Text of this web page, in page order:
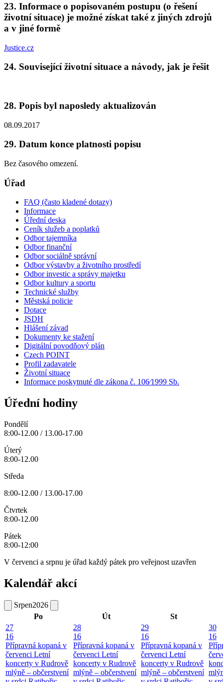
23. Informace o popisovaném postupu (o řešení
životní situace) je možné získat také z jiných zdrojů
a v jiné formě
Justice.cz
24. Související životní situace a návody, jak je řešit
28. Popis byl naposledy aktualizován
08.09.2017
29. Datum konce platnosti popisu
Bez časového omezení.
Úřad
FAQ (často kladené dotazy)
Informace
Úřední deska
Ceník služeb a poplatků
Odbor tajemníka
Odbor finanční
Odbor sociálně správní
Odbor výstavby a životního prostředí
Odbor investic a správy majetku
Odbor kultury a sportu
Technické služby
Městská policie
Dotace
JSDH
Hlášení závad
Dokumenty ke stažení
Digitální povodňový plán
Czech POINT
Profil zadavatele
Životní situace
Informace poskytnuté dle zákona č. 106⁄1999 Sb.
Úřední hodiny
Pondělí
8:00-12.00 / 13.00-17.00
Úterý
8:00-12.00
Středa
8:00-12.00 / 13.00-17.00
Čtvrtek
8:00-12.00
Pátek
8:00-12:00
V červenci a srpnu je úřad každý pátek pro veřejnost uzavřen
Kalendář akcí
Srpen2026
Po
Út
St
27
16
Přípravná kopaná v
červenci Letní
koncerty v Rudrově
mlýně – občerstvení
28
16
Přípravná kopaná v
červenci Letní
koncerty v Rudrově
mlýně – občerstvení
29
16
Přípravná kopaná v
červenci Letní
koncerty v Rudrově
mlýně – občerstvení
30
16